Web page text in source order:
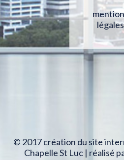
légales
© 2017 création du site
Chapelle St Luc | réalisé